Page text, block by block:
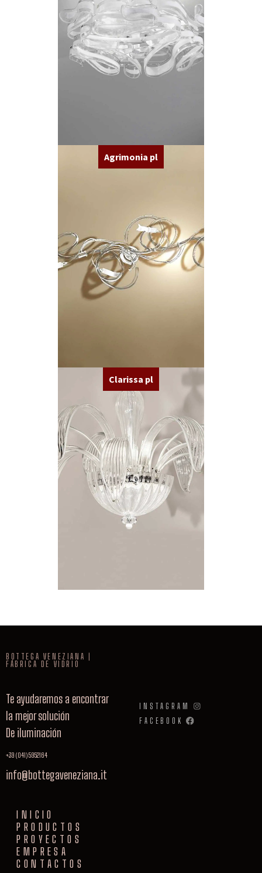
Agrimonia pl
Clarissa pl
BOTTEGA VENEZIANA |
FÁBRICA DE VIDRIO
Te ayudaremos a encontrar
la mejor solución
De iluminación
+39 (041) 5952164
info@bottegaveneziana.it
INSTAGRAM
FACEBOOK
INICIO
PRODUCTOS
PROYECTOS
EMPRESA
CONTACTOS